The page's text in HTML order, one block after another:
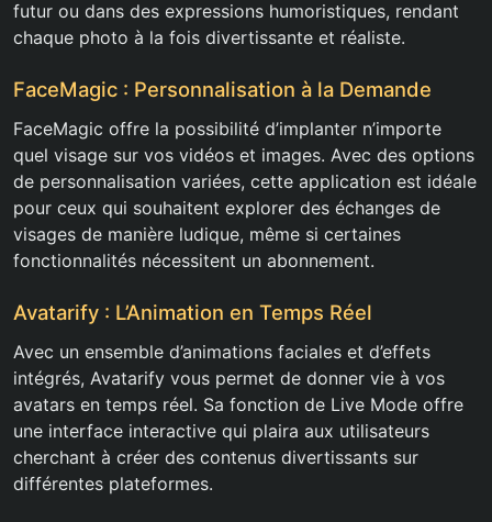
futur ou dans des expressions humoristiques, rendant
chaque photo à la fois divertissante et réaliste.
FaceMagic : Personnalisation à la Demande
FaceMagic offre la possibilité d’implanter n’importe
quel visage sur vos vidéos et images. Avec des options
de personnalisation variées, cette application est idéale
pour ceux qui souhaitent explorer des échanges de
visages de manière ludique, même si certaines
fonctionnalités nécessitent un abonnement.
Avatarify : L’Animation en Temps Réel
Avec un ensemble d’animations faciales et d’effets
intégrés, Avatarify vous permet de donner vie à vos
avatars en temps réel. Sa fonction de Live Mode offre
une interface interactive qui plaira aux utilisateurs
cherchant à créer des contenus divertissants sur
différentes plateformes.